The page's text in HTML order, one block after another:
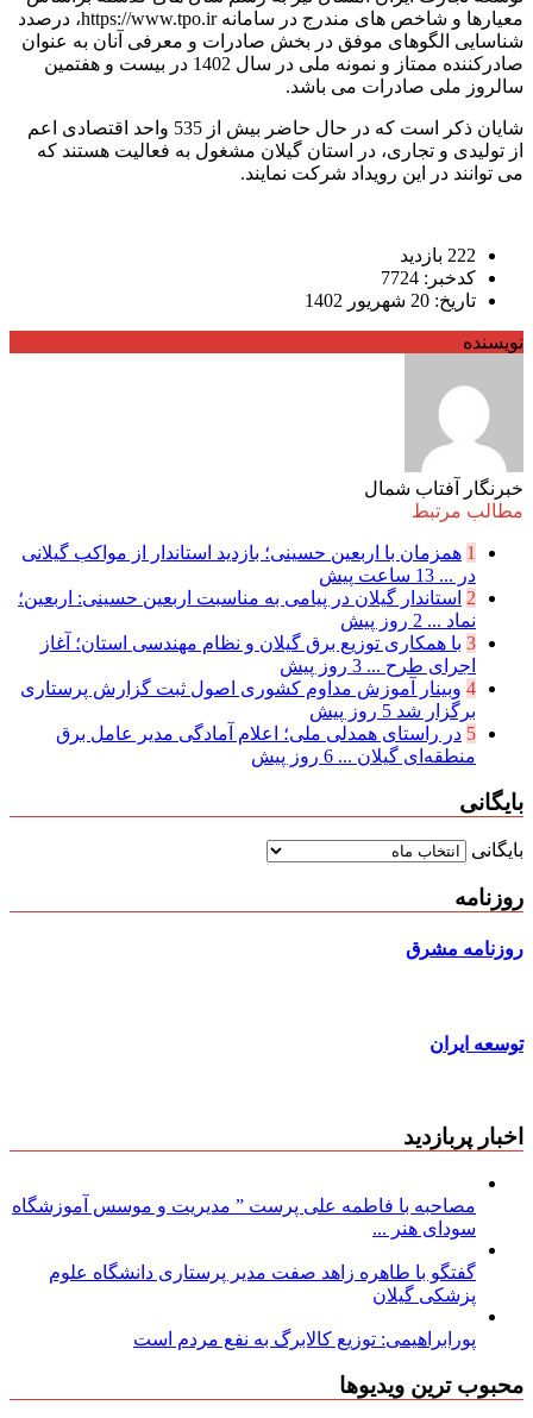
معیارها و شاخص های مندرج در سامانه https://www.tpo.ir، درصدد
شناسایی الگوهای موفق در بخش صادرات و معرفی آنان به عنوان
صادرکننده ممتاز و نمونه ملی در سال 1402 در بیست و هفتمین
سالروز ملی صادرات می باشد.
شایان ذکر است که در حال حاضر بیش از 535 واحد اقتصادی اعم
از تولیدی و تجاری، در استان گیلان مشغول به فعالیت هستند که
می توانند در این رویداد شرکت نمایند.
222 بازدید
کدخبر: 7724
تاریخ: 20 شهریور 1402
نویسنده
خبرنگار آفتاب شمال
مطالب مرتبط
1 همزمان با اربعین حسینی؛ بازدید استاندار از مواکب گیلانی
در ... 13 ساعت پیش
2 استاندار گیلان در پیامی به مناسبت اربعین حسینی: اربعین؛
نماد ... 2 روز پیش
3 با همکاری توزیع برق گیلان و نظام مهندسی استان؛ آغاز
اجرای طرح ... 3 روز پیش
4 وبینار آموزش مداوم کشوری اصول ثبت گزارش پرستاری
برگزار شد 5 روز پیش
5 در راستای همدلی ملی؛ اعلام آمادگی مدیر عامل برق
منطقه‌ای گیلان ... 6 روز پیش
بایگانی
بایگانی
روزنامه
روزنامه مشرق
توسعه ایران
اخبار پربازدید
مصاحبه با فاطمه علی پرست ” مدیریت و موسس آموزشگاه
سودای هنر ...
گفتگو با طاهره زاهد صفت مدیر پرستاری دانشگاه علوم
پزشکی گیلان
پورابراهیمی: توزیع کالابرگ به نفع مردم است
محبوب ترین ویدیوها